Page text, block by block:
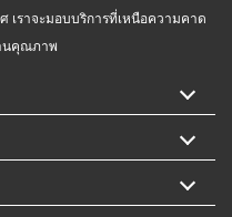
เราจะมอบบริการที่เหนือความคาด
นคุณภาพ